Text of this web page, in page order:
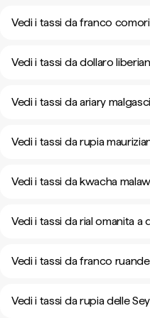
Vedi i tassi da franco
Vedi i tassi da dollaro
Vedi i tassi da ariary
Vedi i tassi da rupia
Vedi i tassi da kwacha
Vedi i tassi da rial omanita a
Vedi i tassi da franco
Vedi i tassi da rupia delle